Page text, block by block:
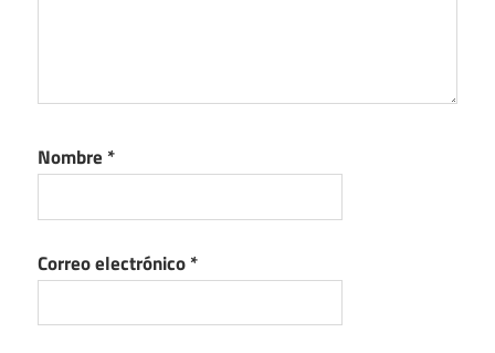
Nombre *
Correo electrónico*